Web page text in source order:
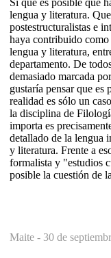
lengua y literatura.
postestructuralistas e
haya contribuido
lengua y literatura,
departamento. De
demasiado marcada
gustaría pensar que es
realidad es sólo un
la disciplina de
importa es
detallado de la lengua
y literatura. Frente a
formalista y "estudios
posible la cuestión de
Maite - 30 de